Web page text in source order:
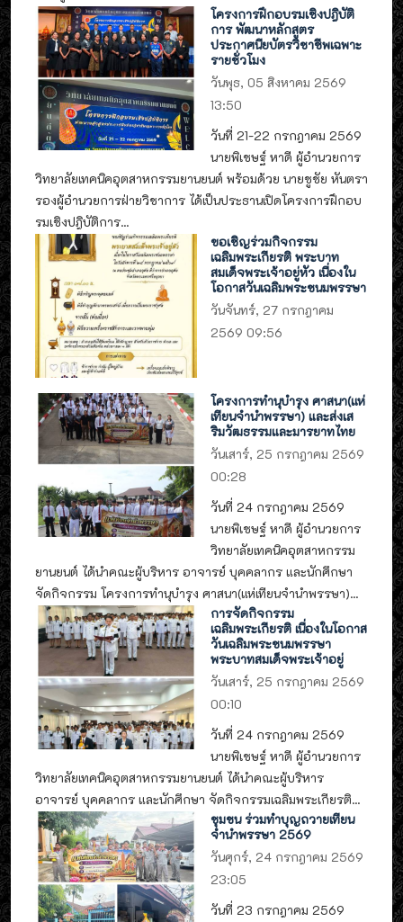
โครงการฝึกอบรมเชิงปฎิบัติ
การ พัฒนาหลักสูตร
ประกาศนียบัตรวิชาชีพเฉพาะ
รายชั่วโมง
วันพุธ, 05 สิงหาคม 2569
13:50
วันที่ 21-22 กรกฎาคม 2569
นายพิเชษฐ์ หาดี ผู้อำนวยการ
วิทยาลัยเทคนิคอุตสาหกรรมยานยนต์ พร้อมด้วย นายชูชัย หันตรา
รองผู้อำนวยการฝ่ายวิชาการ ได้เป็นประธานเปิดโครงการฝึกอบ
รมเชิงปฎิบัติการ...
ขอเชิญร่วมกิจกรรม
เฉลิมพระเกียรติ พระบาท
สมเด็จพระเจ้าอยู่หัว เนื่องใน
โอกาสวันเฉลิมพระชนมพรรษา
วันจันทร์, 27 กรกฎาคม
2569 09:56
โครงการทำนุบำรุง ศาสนา(แห่
เทียนจำนำพรรษา) และส่งเส
ริมวัฒธรรมและมารยาทไทย
วันเสาร์, 25 กรกฎาคม 2569
00:28
วันที่ 24 กรกฎาคม 2569
นายพิเชษฐ์ หาดี ผู้อำนวยการ
วิทยาลัยเทคนิคอุตสาหกรรม
ยานยนต์ ได้นำคณะผู้บริหาร อาจารย์ บุคคลากร และนักศึกษา
จัดกิจกรรม โครงการทำนุบำรุง ศาสนา(แห่เทียนจำนำพรรษา)...
การจัดกิจกรรม
เฉลิมพระเกียรติ เนื่องในโอกาส
วันเฉลิมพระชนมพรรษา
พระบาทสมเด็จพระเจ้าอยู่
วันเสาร์, 25 กรกฎาคม 2569
00:10
วันที่ 24 กรกฎาคม 2569
นายพิเชษฐ์ หาดี ผู้อำนวยการ
วิทยาลัยเทคนิคอุตสาหกรรมยานยนต์ ได้นำคณะผู้บริหาร
อาจารย์ บุคคลากร และนักศึกษา จัดกิจกรรมเฉลิมพระเกียรติ...
ชุมชน ร่วมทำบุญถวายเทียน
จำนำพรรษา 2569
วันศุกร์, 24 กรกฎาคม 2569
23:05
วันที่ 23 กรกฎาคม 2569